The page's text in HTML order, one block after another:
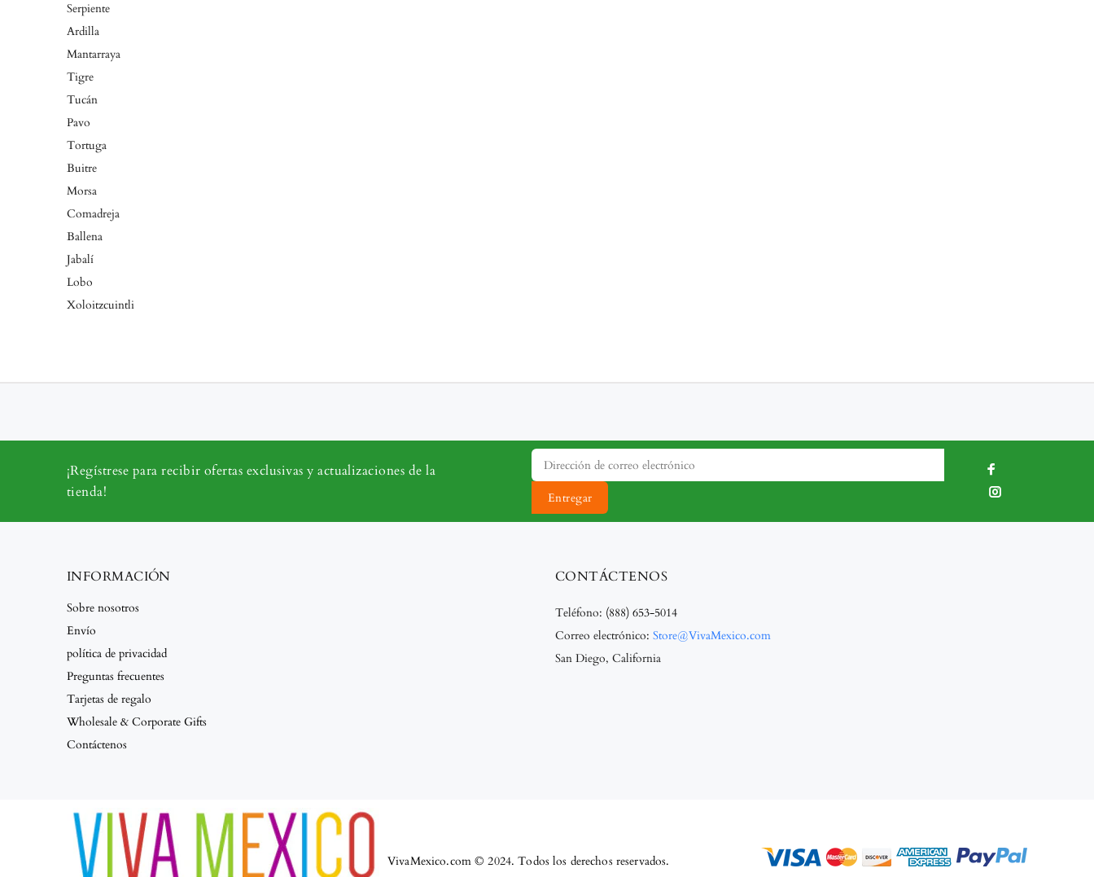
Serpiente
Ardilla
Mantarraya
Tigre
Tucán
Pavo
Tortuga
Buitre
Morsa
Comadreja
Ballena
Jabalí
Lobo
Xoloitzcuintli
¡Regístrese para recibir ofertas exclusivas y actualizaciones de la
tienda!
Entregar
INFORMACIÓN
Sobre nosotros
Envío
política de privacidad
Preguntas frecuentes
Tarjetas de regalo
Wholesale & Corporate Gifts
Contáctenos
CONTÁCTENOS
Teléfono: (888) 653-5014
Correo electrónico: Store@VivaMexico.com
San Diego, California
VivaMexico.com © 2024. Todos los derechos reservados.